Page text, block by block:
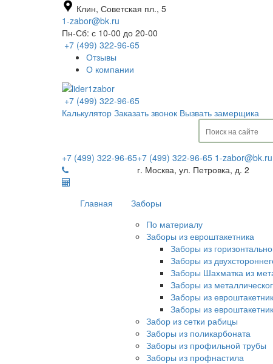
Клин, Советская пл., 5
1-zabor@bk.ru
Пн-Сб: с 10-00 до 20-00
+7 (499) 322-96-65
Отзывы
О компании
+7 (499) 322-96-65
Калькулятор Заказать звонок Вызвать замерщика
+7 (499) 322-96-65
Главная
Заборы
По материалу
Заборы из евроштакетника
Заборы из
Заборы из
Заборы Шахматка из
Заборы из
Заборы из
Заборы из
Забор из сетки рабицы
Заборы из поликарбоната
Заборы из профильной трубы
Заборы из профнастила
+7 (499) 322-96-65 1-zabor@bk.ru
г. Москва, ул. Петровка, д. 2